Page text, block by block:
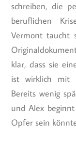
schreiben, die
beruflichen
Vermont taucht
klar, dass sie
ist wirklich mit
Bereits wenig
und Alex
Opfer sein